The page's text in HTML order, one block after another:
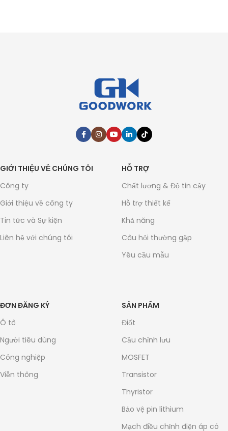
GIỚI THIỆU VỀ CHÚNG TÔI
Công ty
Giới thiệu về công ty
Tin tức và Sự kiện
Liên hệ với chúng tôi
HỖ TRỢ
Chất lượng & Độ tin cậy
Hỗ trợ thiết kế
Khả năng
Câu hỏi thường gặp
Yêu cầu mẫu
ĐƠN ĐĂNG KÝ
Ô tô
Người tiêu dùng
Công nghiệp
Viễn thông
SẢN PHẨM
Điốt
Cầu chỉnh lưu
MOSFET
Transistor
Thyristor
Bảo vệ pin lithium
Mạch điều chỉnh điện áp có